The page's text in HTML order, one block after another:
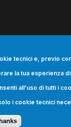
tecnici e, previo
la tua esperienza
all'uso di tutti i
i cookie tecnici